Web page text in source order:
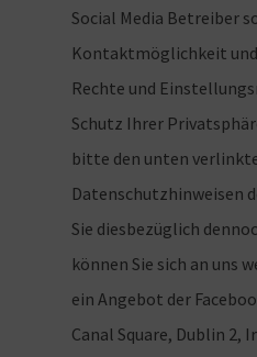
Social Media Betreiber
Kontaktmöglichkeit
Rechte und
Schutz Ihrer
bitte den unten
Datenschutzhinweisen
Sie diesbezüglich
können Sie sich an uns
ein Angebot der
Canal Square, Dublin 2,